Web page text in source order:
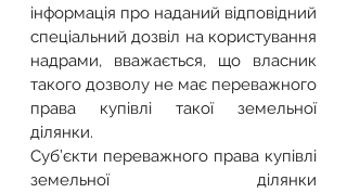
інформація про наданий відповідний
спеціальний дозвіл на користування
надрами, вважається, що власник
такого дозволу не має переважного
права купівлі такої земельної
ділянки.
Суб’єкти переважного права купівлі
земельної ділянки